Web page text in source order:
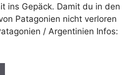
ins Gepäck. Damit du in den
Patagonien nicht verloren
/ Argentinien Infos: